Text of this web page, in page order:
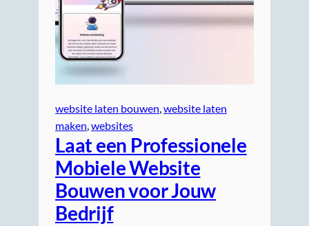
website laten bouwen, website laten
maken, websites
Laat een Professionele
Mobiele Website
Bouwen voor Jouw
Bedrijf